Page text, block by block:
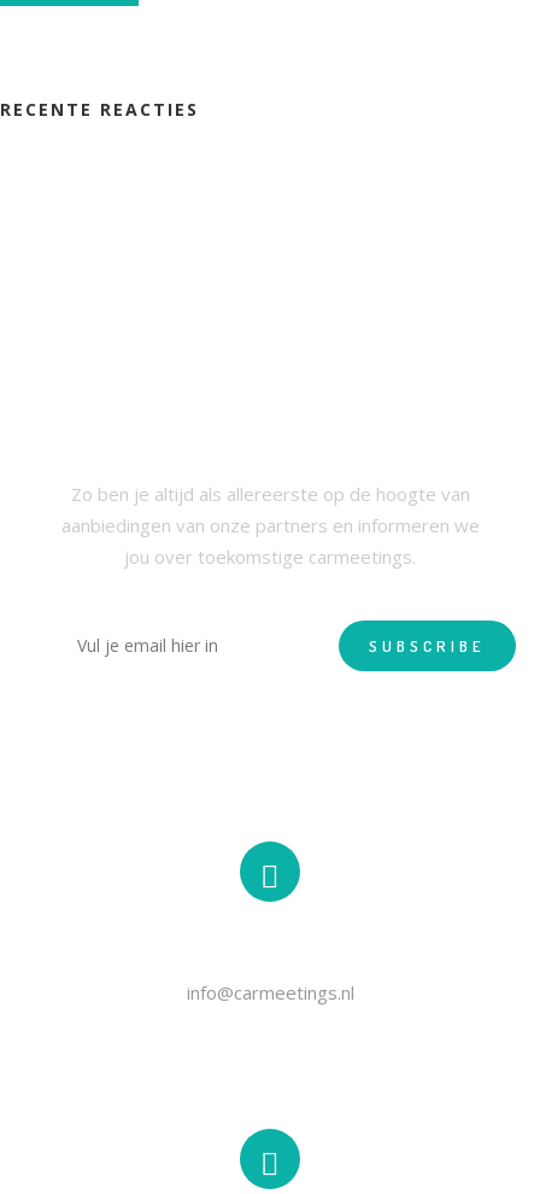
RECENTE REACTIES
Zo ben je altijd als allereerste op de hoogte van
aanbiedingen van onze partners en informeren we
jou over toekomstige carmeetings.
info@carmeetings.nl